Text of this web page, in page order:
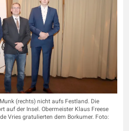
(rechts) nicht aufs Festland. Die
auf der Insel. Obermeister Klaus Freese
Vries gratulierten dem Borkumer. Foto: